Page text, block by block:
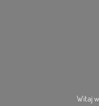
Witaj